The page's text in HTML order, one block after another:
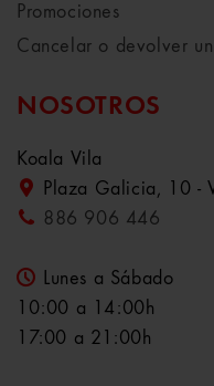
Promociones
Cancelar o devolver
NOSOTROS
Koala Vila
Plaza Galicia, 10 -
886 906 446
Lunes a Sábado
10:00 a 14:00h
17:00 a 21:00h